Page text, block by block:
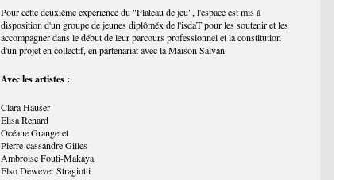
Pour cette deuxième expérience du "Plateau de jeu", l'espace est mis à
disposition d'un groupe de jeunes diplôméx de l'isdaT pour les soutenir et les
accompagner dans le début de leur parcours professionnel et la constitution
d'un projet en collectif, en partenariat avec la Maison Salvan.
Avec les artistes :
Clara Hauser
Elisa Renard
Océane Grangeret
Pierre-cassandre Gilles
Ambroise Fouti-Makaya
Elso Dewever Stragiotti